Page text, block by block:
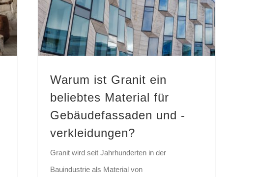
Warum ist Granit ein
beliebtes Material für
Gebäudefassaden und -
verkleidungen?
Granit wird seit Jahrhunderten in der
Bauindustrie als Material von